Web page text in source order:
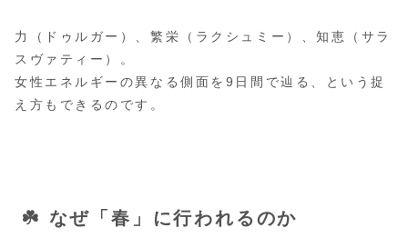
力（ドゥルガー）、繁栄（ラクシュミー）、知恵（サラ
スヴァティー）。
女性エネルギーの異なる側面を9日間で辿る、という捉
え方もできるのです。
☘️ なぜ「春」に行われるのか